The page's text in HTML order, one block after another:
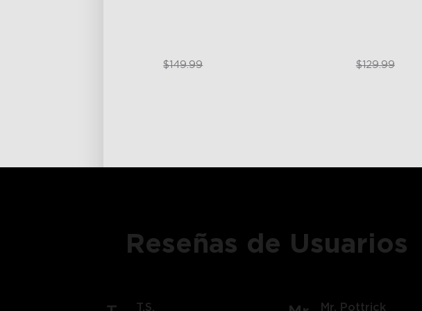
$99.99$149.99 $79.99$129.99
Reseñas de Usuarios
T.S. Mr. Pottrick